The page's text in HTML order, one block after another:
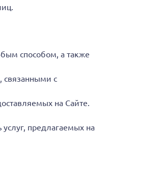
способом, а также
связанными с
на Сайте.
предлагаемых на